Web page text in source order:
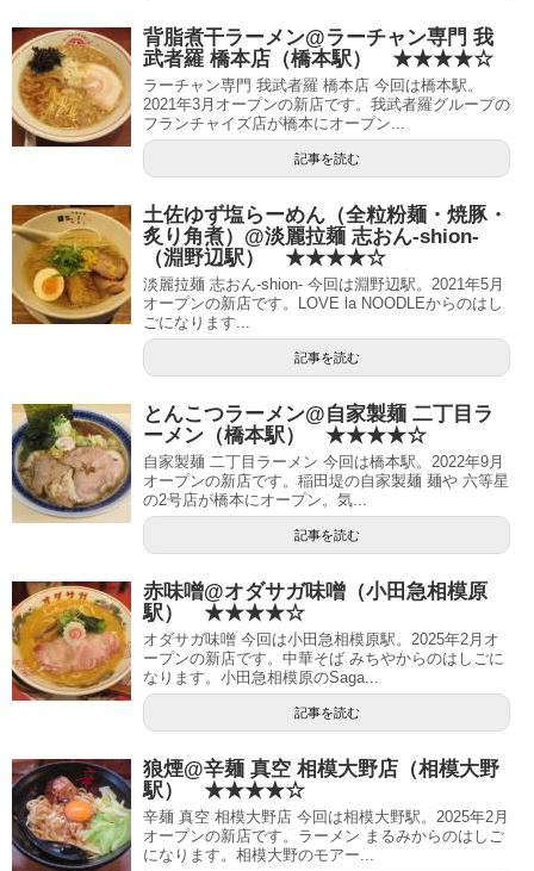
背脂煮干ラーメン@ラーチャン専門 我
武者羅 橋本店（橋本駅） ★★★★☆
ラーチャン専門 我武者羅 橋本店 今回は橋本駅。
2021年3月オープンの新店です。我武者羅グループの
フランチャイズ店が橋本にオープン...
記事を読む
土佐ゆず塩らーめん（全粒粉麺・焼豚・
炙り角煮）@淡麗拉麺 志おん-shion-
（淵野辺駅） ★★★★☆
淡麗拉麺 志おん-shion- 今回は淵野辺駅。2021年5月
オープンの新店です。LOVE la NOODLEからのはし
ごになります...
記事を読む
とんこつラーメン@自家製麺 二丁目ラ
ーメン（橋本駅） ★★★★☆
自家製麺 二丁目ラーメン 今回は橋本駅。2022年9月
オープンの新店です。稲田堤の自家製麺 麺や 六等星
の2号店が橋本にオープン。気...
記事を読む
赤味噌@オダサガ味噌（小田急相模原
駅） ★★★★☆
オダサガ味噌 今回は小田急相模原駅。2025年2月オ
ープンの新店です。中華そば みちやからのはしごに
なります。小田急相模原のSaga...
記事を読む
狼煙@辛麺 真空 相模大野店（相模大野
駅） ★★★★☆
辛麺 真空 相模大野店 今回は相模大野駅。2025年2月
オープンの新店です。ラーメン まるみからのはしご
になります。相模大野のモアー...